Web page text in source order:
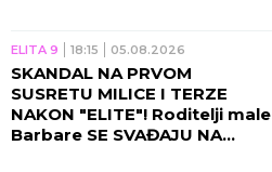
ELITA 9 18:15 05.08.2026
SKANDAL NA PRVOM
SUSRETU MILICE I TERZE
NAKON "ELITE"! Roditelji male
Barbare SE SVAĐAJU NA